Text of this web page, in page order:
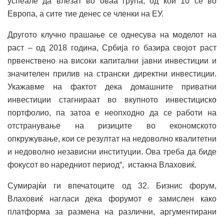
Европа, а сите тие денес се членки на ЕУ.
Другото клучно прашање се однесува на моделот на
раст – од 2018 година, Србија го базира својот раст
првенствено на високи капитални јавни инвестиции и
значителен прилив на странски директни инвестиции.
Укажавме на фактот дека домашните приватни
инвестиции стагнираат во вкупното инвестициско
портфолио, па затоа е неопходно да се работи на
отстранување на ризиците во економското
опкружување, кои се резултат на недоволно квалитетни
и недоволно независни институции. Ова треба да биде
фокусот во наредниот период“, истакна Влаховиќ.
Сумирајќи ги впечатоците од 32. Бизнис форум,
Влаховиќ нагласи дека форумот е замислен како
платформа за размена на различни, аргументирани